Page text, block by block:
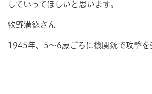
していってほしいと思います。
牧野満徳さん
1945年、5～6歳ごろに機関銃で攻撃を